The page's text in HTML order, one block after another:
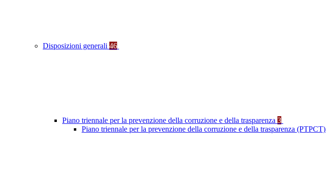
Disposizioni generali 46
Piano triennale per la prevenzione della corruzione e della trasparenza 3
Piano triennale per la prevenzione della corruzione e della trasparenza (PTPCT)